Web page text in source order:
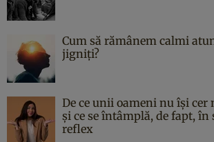
Cum să rămânem calmi
jigniți?
De ce unii oameni nu își cer
și ce se întâmplă, de fapt, în
reflex